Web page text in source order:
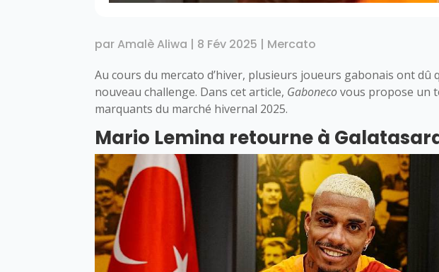
parAmalè Aliwa | 8 Fév 2025 | Mercato
Au cours du mercato d’hiver, plusieurs joueurs gabonais ont
nouveau challenge. Dans cet article, Gabonecovous propose un
marquants du marché hivernal 2025.
Mario Lemina retourne à